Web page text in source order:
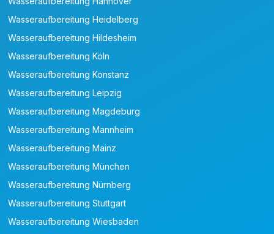
Wasseraufbereitung Heidelberg
Wasseraufbereitung Hildesheim
Wasseraufbereitung Köln
Wasseraufbereitung Konstanz
Wasseraufbereitung Leipzig
Wasseraufbereitung Magdeburg
Wasseraufbereitung Mannheim
Wasseraufbereitung Mainz
Wasseraufbereitung München
Wasseraufbereitung Nürnberg
Wasseraufbereitung Stuttgart
Wasseraufbereitung Wiesbaden